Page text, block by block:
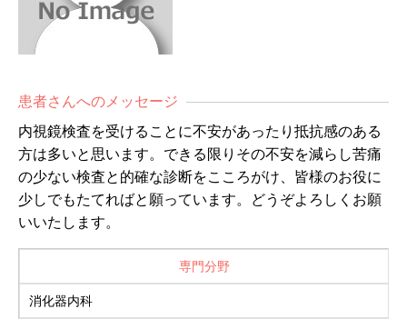
患者さんへのメッセージ
内視鏡検査を受けることに不安があったり抵抗感のある
方は多いと思います。できる限りその不安を減らし苦痛
の少ない検査と的確な診断をこころがけ、皆様のお役に
少しでもたてればと願っています。どうぞよろしくお願
いいたします。
専門分野
消化器内科